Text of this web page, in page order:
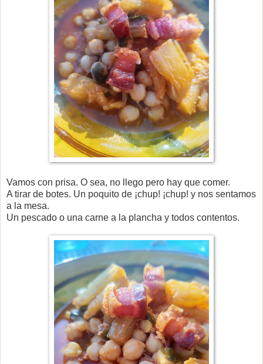
Vamos con prisa. O sea, no llego pero hay que comer.
A tirar de botes. Un poquito de ¡chup! ¡chup! y nos sentamos
a la mesa.
Un pescado o una carne a la plancha y todos contentos.